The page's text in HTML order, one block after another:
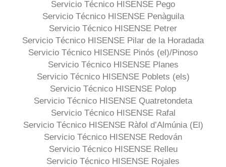
Servicio Técnico HISENSE Pego
Servicio Técnico HISENSE Penàguila
Servicio Técnico HISENSE Petrer
Servicio Técnico HISENSE Pilar de la Horadada
Servicio Técnico HISENSE Pinós (el)/Pinoso
Servicio Técnico HISENSE Planes
Servicio Técnico HISENSE Poblets (els)
Servicio Técnico HISENSE Polop
Servicio Técnico HISENSE Quatretondeta
Servicio Técnico HISENSE Rafal
Servicio Técnico HISENSE Ràfol d’Almúnia (El)
Servicio Técnico HISENSE Redován
Servicio Técnico HISENSE Relleu
Servicio Técnico HISENSE Rojales